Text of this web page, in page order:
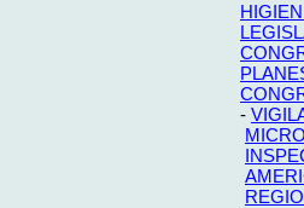
-